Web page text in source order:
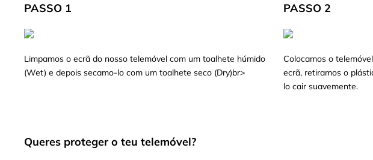
PASSO 1
Limpamos o ecrã do nosso telemóvel com um toalhete húmido
(Wet) e depois secamo-lo com um toalhete seco (Dry)br>
PASSO 2
Colocamos o
ecrã, retiramos o
lo cair suavemente.
Queres proteger o teu telemóvel?